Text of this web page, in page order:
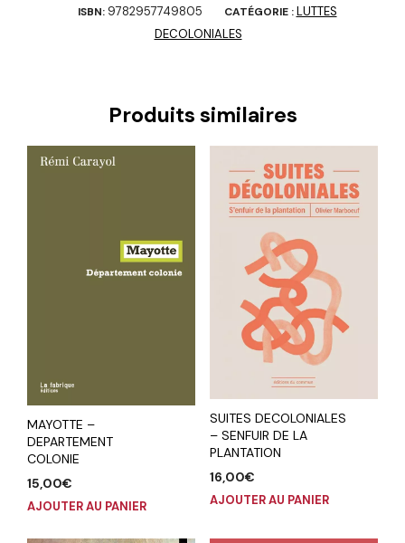
ISBN: 9782957749805 CATÉGORIE :LUTTES
DECOLONIALES
Produits similaires
MAYOTTE –
DEPARTEMENT
COLONIE
15,00€
AJOUTER AU PANIER
SUITES DECOLONIALES
– SENFUIR DE LA
PLANTATION
16,00€
AJOUTER AU PANIER